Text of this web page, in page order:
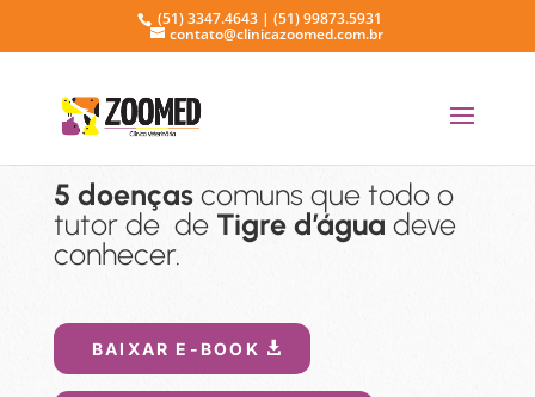
(51) 3347.4643 | (51) 99873.5931
contato@clinicazoomed.com.br
5 doençascomuns que todo o
tutor de de Tigre d’água deve
conhecer.
BAIXAR E-BOOK